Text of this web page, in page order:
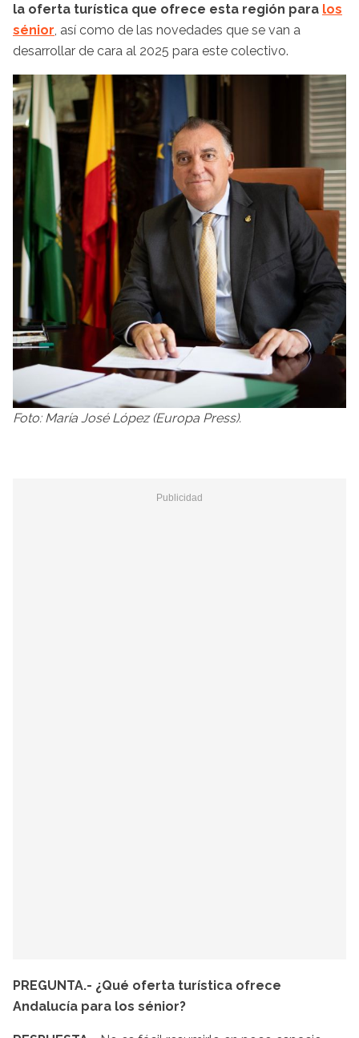
la oferta turística que ofrece esta región para los
sénior, así como de las novedades que se van a
desarrollar de cara al 2025 para este colectivo.
Foto: María José López (Europa Press).
PREGUNTA.- ¿Qué oferta turística ofrece
Andalucía para los sénior?